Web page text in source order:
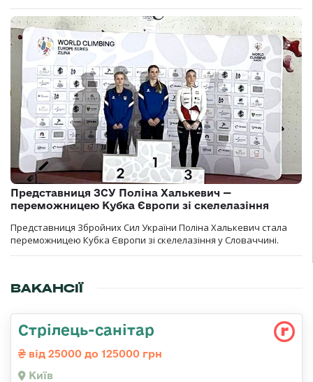
Представниця ЗСУ Поліна Халькевич —
переможницею Кубка Європи зі скелелазіння
Представниця Збройних Сил України Поліна Халькевич стала
переможницею Кубка Європи зі скелелазіння у Словаччині.
ВАКАНСІЇ
Стрілець-санітар
від 25000 до 125000 грн
Київ